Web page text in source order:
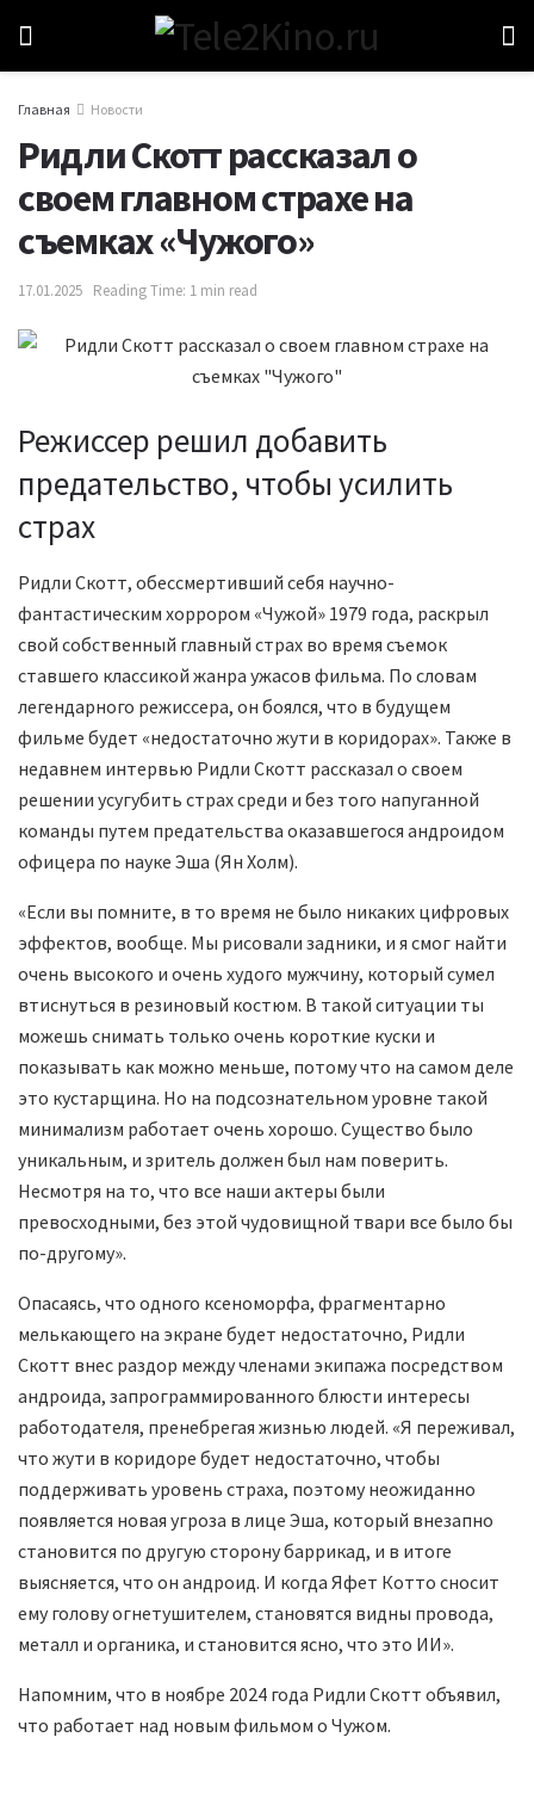
Главная Новости
Ридли Скотт рассказал о
своем главном страхе на
съемках «Чужого»
17.01.2025 Reading Time: 1 min read
Режиссер решил добавить
предательство, чтобы усилить
страх
Ридли Скотт, обессмертивший себя научно-
фантастическим хоррором «Чужой» 1979 года, раскрыл
свой собственный главный страх во время съемок
ставшего классикой жанра ужасов фильма. По словам
легендарного режиссера, он боялся, что в будущем
фильме будет «недостаточно жути в коридорах». Также в
недавнем интервью Ридли Скотт рассказал о своем
решении усугубить страх среди и без того напуганной
команды путем предательства оказавшегося андроидом
офицера по науке Эша (Ян Холм).
«Если вы помните, в то время не было никаких цифровых
эффектов, вообще. Мы рисовали задники, и я смог найти
очень высокого и очень худого мужчину, который сумел
втиснуться в резиновый костюм. В такой ситуации ты
можешь снимать только очень короткие куски и
показывать как можно меньше, потому что на самом деле
это кустарщина. Но на подсознательном уровне такой
минимализм работает очень хорошо. Существо было
уникальным, и зритель должен был нам поверить.
Несмотря на то, что все наши актеры были
превосходными, без этой чудовищной твари все было бы
по-другому».
Опасаясь, что одного ксеноморфа, фрагментарно
мелькающего на экране будет недостаточно, Ридли
Скотт внес раздор между членами экипажа посредством
андроида, запрограммированного блюсти интересы
работодателя, пренебрегая жизнью людей. «Я переживал,
что жути в коридоре будет недостаточно, чтобы
поддерживать уровень страха, поэтому неожиданно
появляется новая угроза в лице Эша, который внезапно
становится по другую сторону баррикад, и в итоге
выясняется, что он андроид. И когда Яфет Котто сносит
ему голову огнетушителем, становятся видны провода,
металл и органика, и становится ясно, что это ИИ».
Напомним, что в ноябре 2024 года Ридли Скотт объявил,
что работает над новым фильмом о Чужом.